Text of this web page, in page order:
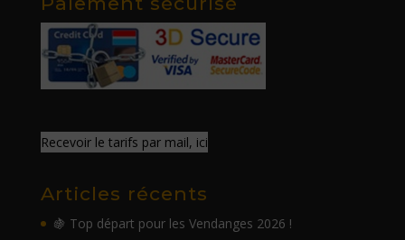
Recevoir le tarifs par mail, ici
Articles récents
🍇 Top départ pour les Vendanges 2026 !